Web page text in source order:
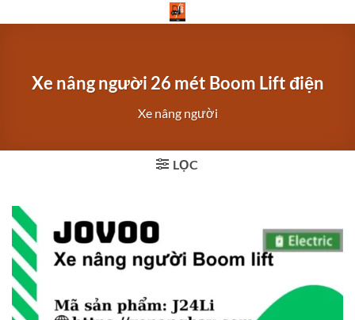
qua
Xe nâng người 26 mét Boom Lift điện
Xe nâng người
LỌC